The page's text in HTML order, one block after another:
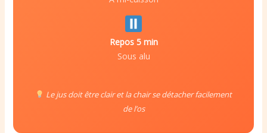
Repos 5 min
Sous alu
Le jus doit être clair et la chair se détacher facilement
de l’os